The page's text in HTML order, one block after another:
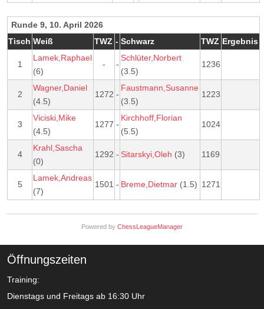
Runde 9, 10. April 2026
Tisch Weiß TWZ - Schwarz TWZ Ergebnis
1
Lamek,Raphael
(6)
- -
Schlüter,Norbert
(3.5)
1236
2
Wagner,Daniel
(4.5)
1272 -
Faustmann,Susanne
(3.5)
1223
3
Viciski,Mike
(4.5)
1277 -
Kirchhoff,Florian
(5.5)
1024
4
Krahl,Sascha
(0)
1292 - Sitarskyi,Oleh (3) 1169
5
Lamek,Andreas
(7)
1501 - Breme,Dietmar (1.5) 1271
Powered by ChessLeagueManager
Öffnungszeiten
Training:
Dienstags und Freitags ab 16:30 Uhr